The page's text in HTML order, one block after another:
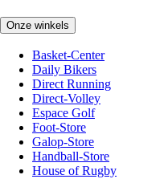
Onze winkels
Basket-Center
Daily Bikers
Direct Running
Direct-Volley
Espace Golf
Foot-Store
Galop-Store
Handball-Store
House of Rugby